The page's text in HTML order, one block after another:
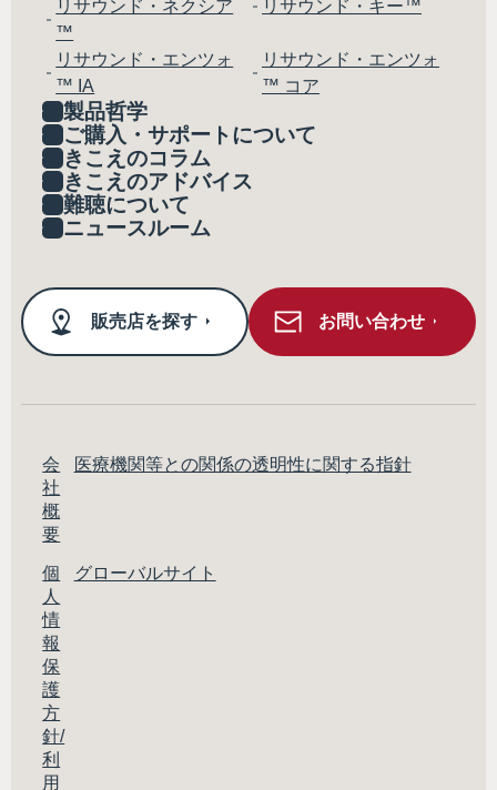
リサウンド・ネクシア
™
リサウンド・キー™
リサウンド・エンツォ
™ IA
リサウンド・エンツォ
™ コア
製品哲学
ご購入・サポートについて
きこえのコラム
きこえのアドバイス
難聴について
ニュースルーム
販売店を探す お問い合わせ
会
社
概
要
医療機関等との関係の透明性に関する指針
個
人
情
報
保
護
方
針/
利
用
グローバルサイト